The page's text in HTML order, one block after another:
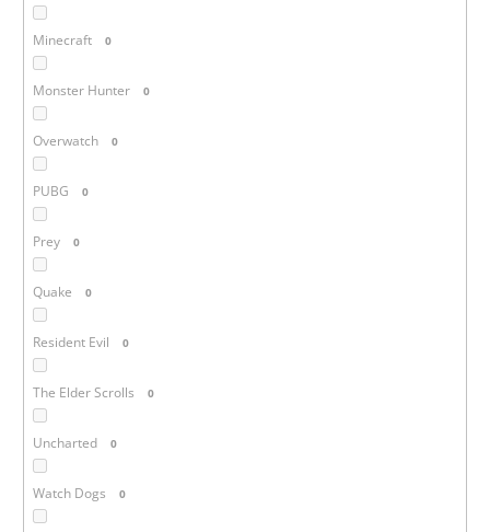
Minecraft 0
Monster Hunter 0
Overwatch 0
PUBG 0
Prey 0
Quake 0
Resident Evil 0
The Elder Scrolls 0
Uncharted 0
Watch Dogs 0